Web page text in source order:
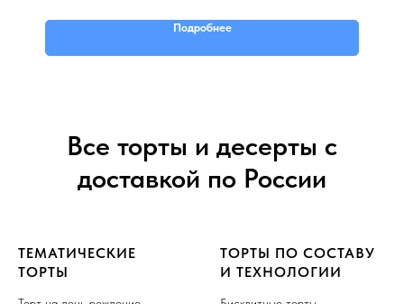
Подробнее
Все торты и десерты с
доставкой по России
ТЕМАТИЧЕСКИЕ
ТОРТЫ
ТОРТЫ ПО СОСТАВУ
И ТЕХНОЛОГИИ